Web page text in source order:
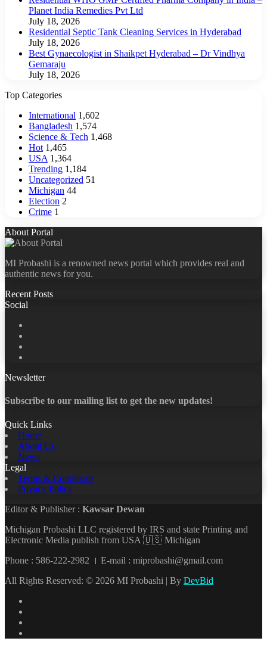
Planet India Remedies Pvt Ltd
July 18, 2026
Residential Septic Tank Cleaning Services in Hyderabad
July 18, 2026
Best Gynaecologist in Shaikpet Hyderabad – Dr Vindhya
Gemaraju
July 18, 2026
Top Categories
International 1,602
Bangladesh 1,574
Science & Tech 1,468
Hot 1,465
USA 1,364
Trending 1,184
Uncategorized 51
Michigan 44
Election 2
Crime 1
About Portal
MI Probashi is a renowned news portal which provides real and
authentic news for you.
Recent Posts
Social
Newsletter
Subscribe to our mailing list to get the new updates!
Quick Links
Home
About Us
News
Legal
Terms & Conditions
Privacy Policy
Editor & Publisher : Kawsar Dewan
Michigan Probashi LLC registered by IRS and state Printing and
Electronic Media publish from USA 🇺🇸 Michigan
Phone : 586-222-2982 । E-mail : miprobashi@gmail.com
All Rights Reserved: © 2026 MI Probashi | By DevBid